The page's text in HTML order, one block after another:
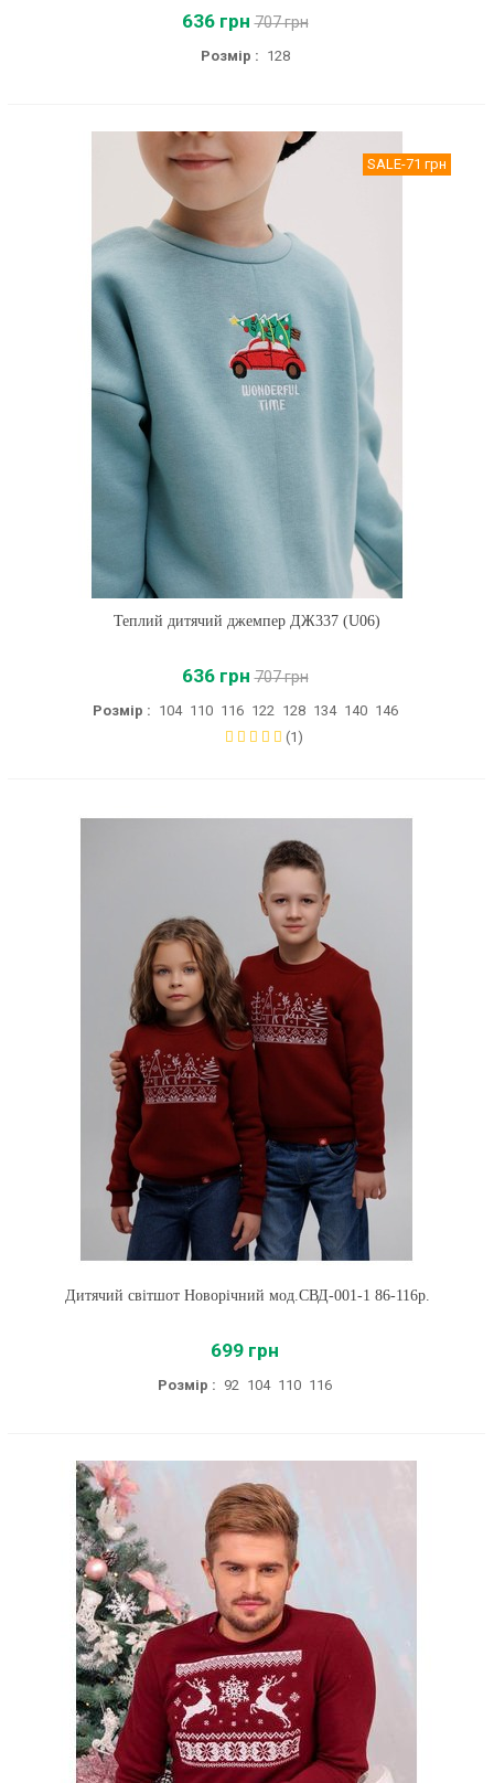
636 грн 707 грн
Розмір : 128
SALE-71 грн
Теплий дитячий джемпер ДЖ337 (U06)
636 грн 707 грн
Розмір : 104 110 116 122 128 134 140 146
(1)
Дитячий світшот Новорічний мод.СВД-001-1 86-116р.
699 грн
Розмір : 92 104 110 116